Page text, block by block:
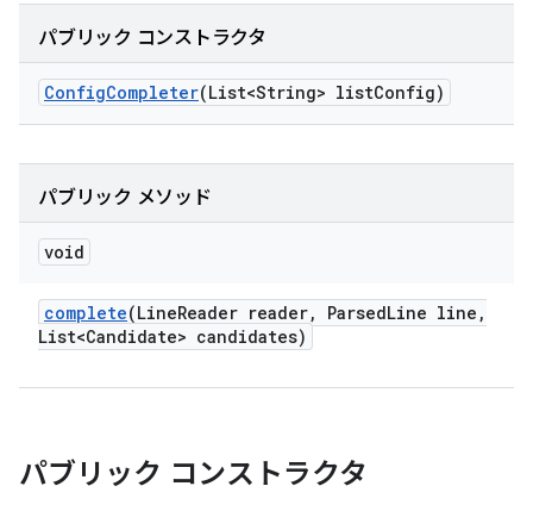
パブリック コンストラクタ
ConfigCompleter(List<String> listConfig)
パブリック メソッド
void
complete(LineReader reader, ParsedLine line ,
List<Candidate> candidates)
パブリック コンストラクタ